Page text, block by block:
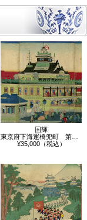
国輝
東京府下海運橋兜町 第壱国立銀行五階造…
¥35,000（税込）